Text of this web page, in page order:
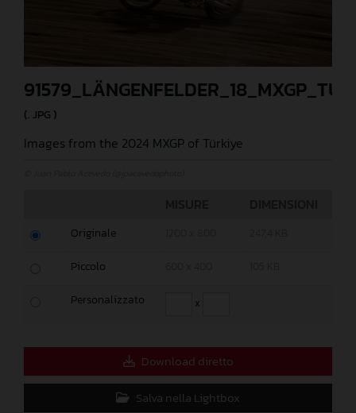
(. JPG )
Images from the 2024 MXGP of Türkiye
Originale
Piccolo
Personalizzato x
Download diretto
Salva nella Lightbox